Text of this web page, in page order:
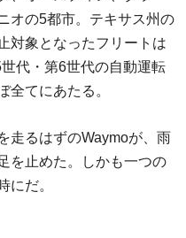
オの5都市。テキサス州の
対象となったフリートは
代・第6世代の自動運転
全てにあたる。
走るはずのWaymoが、雨
を止めた。しかも一つの
にだ。